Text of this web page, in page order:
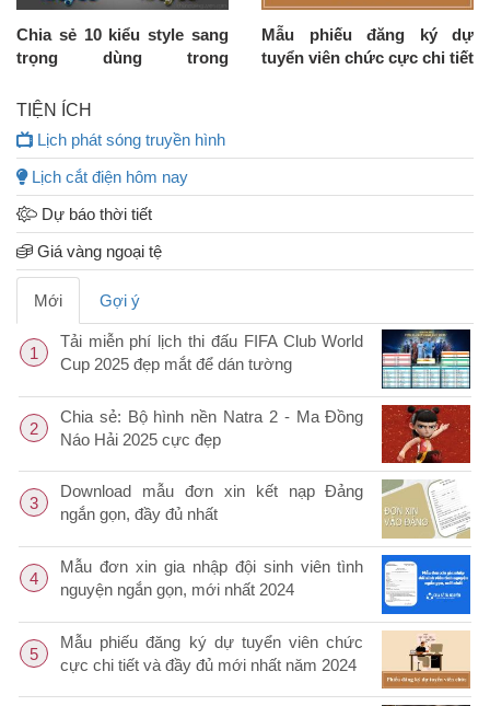
Chia sẻ 10 kiểu style sang
trọng dùng trong
Mẫu phiếu đăng ký dự
tuyển viên chức cực chi tiết
TIỆN ÍCH
Lịch phát sóng truyền hình
Lịch cắt điện hôm nay
Dự báo thời tiết
Giá vàng ngoại tệ
Mới Gợi ý
1
Tải miễn phí lịch thi đấu FIFA Club World
Cup 2025 đẹp mắt để dán tường
2
Chia sẻ: Bộ hình nền Natra 2 - Ma Đồng
Náo Hải 2025 cực đẹp
3
Download mẫu đơn xin kết nạp Đảng
ngắn gọn, đầy đủ nhất
4
Mẫu đơn xin gia nhập đội sinh viên tình
nguyện ngắn gọn, mới nhất 2024
5
Mẫu phiếu đăng ký dự tuyển viên chức
cực chi tiết và đầy đủ mới nhất năm 2024